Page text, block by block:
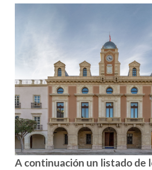
A continuación un listado de